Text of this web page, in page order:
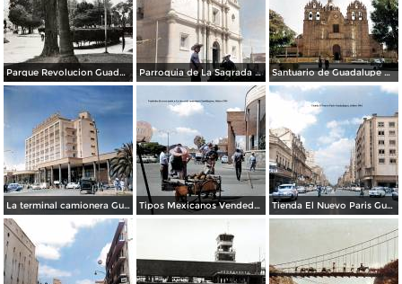
Parque Revolucion Guadalajara, Jalisco. Parroquia de La Sagrada familia Guadalajara, Jalisco 1961. Santuario de Guadalupe Guadalajara, Jalisco 1961.
La terminal camionera Guadalajara, Jalisco 1961 Tipos Mexicanos Vendedor de cocos junto a La terminal camionera Guadalajara, Jalisco 1961 Tienda El Nuevo Paris Guadalajara, Jalisco 1961